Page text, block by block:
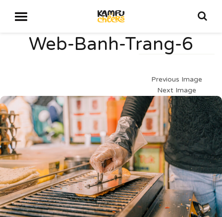
Web-Banh-Trang-6
Previous Image
Next Image